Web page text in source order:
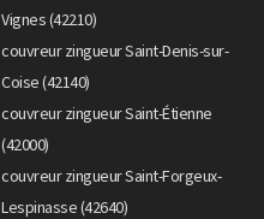
Vignes (42210)
couvreur zingueur Saint-Denis-sur-
Coise (42140)
couvreur zingueur Saint-Étienne
(42000)
couvreur zingueur Saint-Forgeux-
Lespinasse (42640)